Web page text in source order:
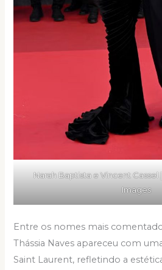
Narah Baptista e Vincent
Images
Entre os nomes mais
Thássia Naves apareceu com
Saint Laurent, refletindo a